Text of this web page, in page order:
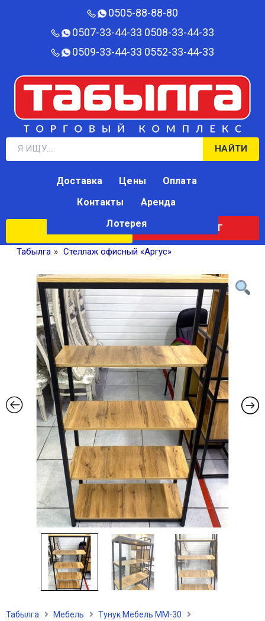
0505-88-88-80‬
0507-33-44-33 0508-33-44-33
0509-33-44-33 0552-33-44-33
НАЙТИ
КАТАЛОГ
Доставка Цены
Оплата
Контакты
Аренда
Лотерея
Табылга » Стеллаж офисный «Аргус»
Табылга Мебель
Тунук Мебель ММ-30